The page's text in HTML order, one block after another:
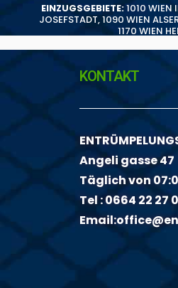
EINZUGSGEBIETE:1010 WIEN
JOSEFSTADT,1090 WIEN
1170 WIEN
KONTAKT
Angeli gasse 47
Täglich von
Tel :0664 22 27
Email: